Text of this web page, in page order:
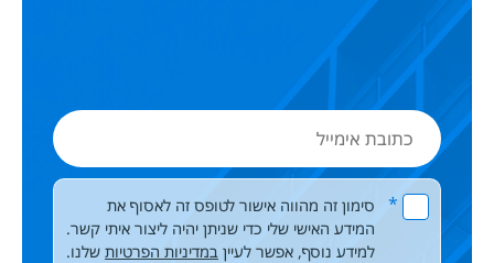
כתובת
אימייל
Please leave this field empty.
*
סימון זה מהווה אישור לטופס זה לאסוף את
המידע האישי שלי כדי שניתן יהיה ליצור איתי קשר.
למידע נוסף, אפשר לעיין במדיניות הפרטיות שלנו.